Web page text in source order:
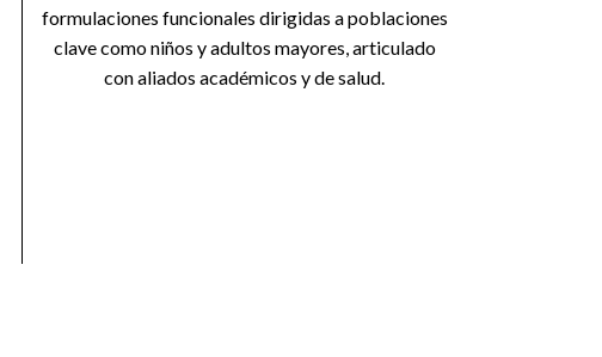
formulaciones funcionales dirigidas a poblaciones
clave como niños y adultos mayores, articulado
con aliados académicos y de salud.